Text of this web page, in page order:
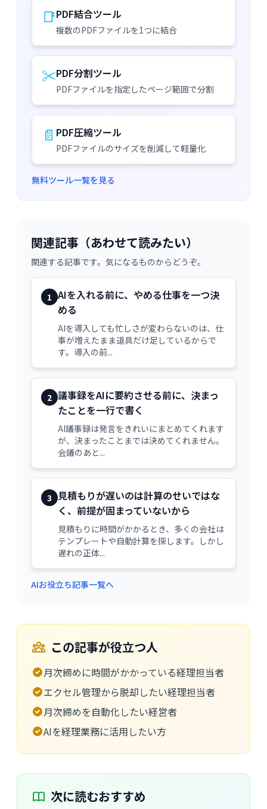
📑PDF結合ツール
複数のPDFファイルを1つに結合
✂️PDF分割ツール
PDFファイルを指定したページ範囲で分割
📄 PDF圧縮ツール
PDFファイルのサイズを削減して軽量化
無料ツール一覧を見る
関連記事（あわせて読みたい）
関連する記事です。気になるものからどうぞ。
1 AIを入れる前に、やめる仕事を一つ決
める
AIを導入しても忙しさが変わらないのは、仕
事が増えたまま道具だけ足しているからで
す。導入の前...
2 議事録をAIに要約させる前に、決まっ
たことを一行で書く
AI議事録は発言をきれいにまとめてくれます
が、決まったことまでは決めてくれません。
会議のあと...
3 見積もりが遅いのは計算のせいではな
く、前提が固まっていないから
見積もりに時間がかかるとき、多くの会社は
テンプレートや自動計算を探します。しかし
遅れの正体...
AIお役立ち記事一覧へ
この記事が役立つ人
月次締めに時間がかかっている経理担当者
エクセル管理から脱却したい経理担当者
月次締めを自動化したい経営者
AIを経理業務に活用したい方
次に読むおすすめ